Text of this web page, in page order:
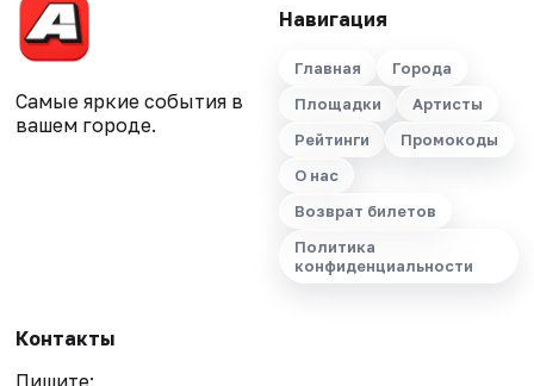
Самые яркие события в
вашем городе.
Навигация
Главная
Города
Площадки
Артисты
Рейтинги
Промокоды
О нас
Возврат билетов
Политика
конфиденциальности
Контакты